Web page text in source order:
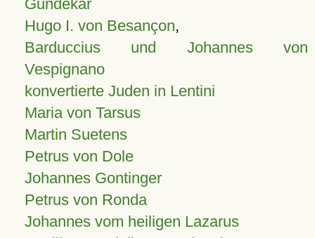
Gundekar
Hugo I. von Besançon,
Barduccius und Johannes von
Vespignano
konvertierte Juden in Lentini
Maria von Tarsus
Martin Suetens
Petrus von Dole
Johannes Gontinger
Petrus von Ronda
Johannes vom heiligen Lazarus